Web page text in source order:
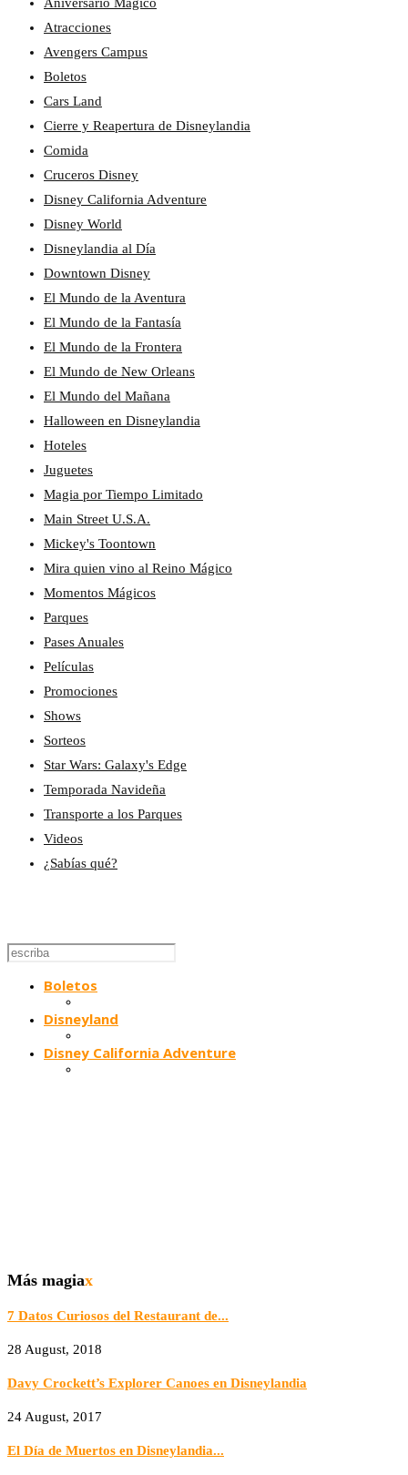
Atracciones
Avengers Campus
Boletos
Cars Land
Cierre y Reapertura de Disneylandia
Comida
Cruceros Disney
Disney California Adventure
Disney World
Disneylandia al Día
Downtown Disney
El Mundo de la Aventura
El Mundo de la Fantasía
El Mundo de la Frontera
El Mundo de New Orleans
El Mundo del Mañana
Halloween en Disneylandia
Hoteles
Juguetes
Magia por Tiempo Limitado
Main Street U.S.A.
Mickey's Toontown
Mira quien vino al Reino Mágico
Momentos Mágicos
Parques
Pases Anuales
Películas
Promociones
Shows
Sorteos
Star Wars: Galaxy's Edge
Temporada Navideña
Transporte a los Parques
Videos
¿Sabías qué?
Boletos
Disneyland
Disney California Adventure
Más magiax
7 Datos Curiosos del Restaurant de...
28 August, 2018
Davy Crockett’s Explorer Canoes en Disneylandia
24 August, 2017
El Día de Muertos en Disneylandia...